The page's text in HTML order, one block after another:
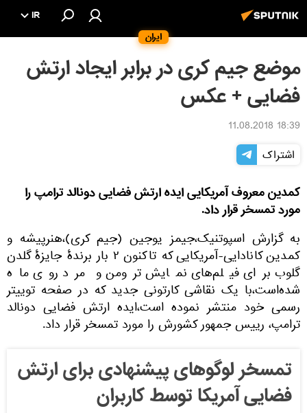
ایران
IR
موضع جیم کری در برابر ایجاد ارتش
فضایی + عکس
18:39 11.08.2018
اشتراک
کمدین معروف آمریکایی ایده ارتش فضایی دونالد ترامپ را
مورد تمسخر قرار داد.
به گزارش اسپوتنیک،جیمز یوجین (جیم کری)،هنرپیشه و
کمدین کانادایی-آمریکایی که تاکنون ۲ بار برندهٔ جایزهٔ گلدن
گلوب برای فیلم‌های نمایش ترومن و مرد روی ماه
شده‌است،با یک نقاشی کارتونی جدید که در صفحه توییتر
رسمی خود منتشر نموده است،ایده ارتش فضایی دونالد
ترامپ، رییس جمهور کشورش را مورد تمسخر قرار داد.
تمسخر لوگوهای پیشنهادی برای ارتش
فضایی آمریکا توسط کاربران